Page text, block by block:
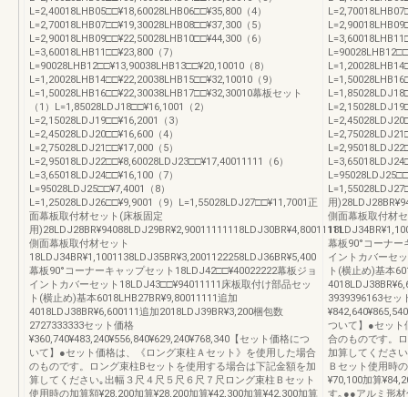
L=2,40018LHB05□□¥18,60028LHB06□□¥35,800（4）
L=2,70018LHB07□□¥19,30028LHB08□□¥37,300（5）
L=2,90018LHB09□□¥22,50028LHB10□□¥44,300（6）
L=3,60018LHB11□□¥23,800（7）
L=90028LHB12□□¥13,90038LHB13□□¥20,10010（8）
L=1,20028LHB14□□¥22,20038LHB15□□¥32,10010（9）
L=1,50028LHB16□□¥22,30038LHB17□□¥32,30010幕板セット
（1）L=1,85028LDJ18□□¥16,1001（2）
L=2,15028LDJ19□□¥16,2001（3）
L=2,45028LDJ20□□¥16,600（4）
L=2,75028LDJ21□□¥17,000（5）
L=2,95018LDJ22□□¥8,60028LDJ23□□¥17,40011111（6）
L=3,65018LDJ24□□¥16,100（7）
L=95028LDJ25□□¥7,4001（8）
L=1,25028LDJ26□□¥9,9001（9）L=1,55028LDJ27□□¥11,7001正
面幕板取付材セット(床板固定
用)28LDJ28BR¥94088LDJ29BR¥2,90011111118LDJ30BR¥4,80011111
側面幕板取付材セット
18LDJ34BR¥1,1001138LDJ35BR¥3,2001122258LDJ36BR¥5,400
幕板90°コーナーキャップセット18LDJ42□□¥40022222幕板ジョ
イントカバーセット18LDJ43□□¥94011111床板取付け部品セッ
ト(横止め)基本6018LHB27BR¥9,80011111追加
4018LDJ38BR¥6,600111追加2018LDJ39BR¥3,200梱包数
2727333333セット価格
¥360,740¥483,240¥556,840¥629,240¥768,340【セット価格につ
いて】●セット価格は、《ロング束柱Ａセット》を使用した場合
のものです。ロング束柱Bセットを使用する場合は下記金額を加
算してください｡出幅３尺４尺５尺６尺７尺ロング束柱Ｂセット
使用時の加算額¥28,200加算¥28,200加算¥42,300加算¥42,300加算
用
側面幕板取付材
幕板90°コーナー
イントカバーセ
ト(横止め)基本
3939396163セッ
ついて】●セット
合のものです。
加算してくださ
Ｂセット使用時
¥70,100加算
す｡●●アルミ形